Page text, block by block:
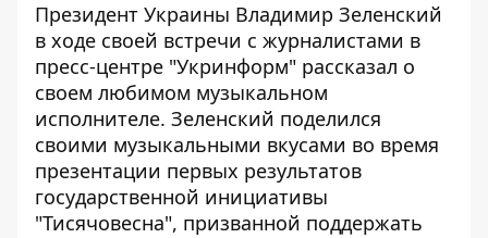
Президент Украины Владимир Зеленский
в ходе своей встречи с журналистами в
пресс-центре "Укринформ" рассказал о
своем любимом музыкальном
исполнителе. Зеленский поделился
своими музыкальными вкусами во время
презентации первых результатов
государственной инициативы
"Тисячовесна", призванной поддержать